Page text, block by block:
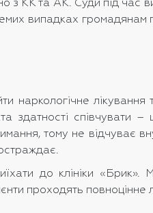
з КК та АК. Суди під час
випадках
лікування
здатності співчувати
тому не відчуває
до клініки «Брик».
проходять повноцінне